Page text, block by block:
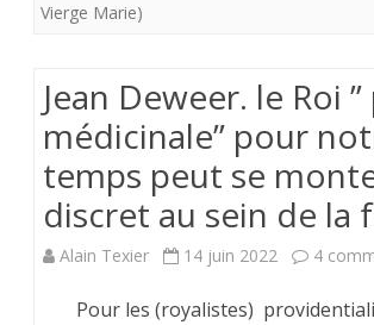
Vierge Marie)
Jean Deweer. le Roi
médicinale” pour
temps peut se
discret au sein de la
Alain Texier 14 juin 2022 4
Pour les (royalistes)